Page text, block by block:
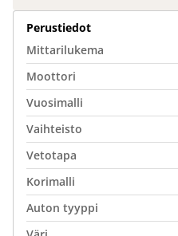
Perustiedot
Mittarilukema
Moottori
Vuosimalli
Vaihteisto
Vetotapa
Korimalli
Auton tyyppi